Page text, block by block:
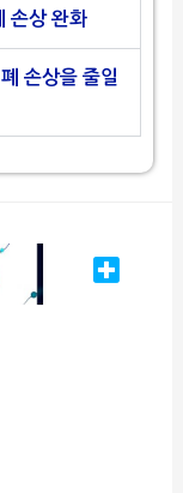
손상 완화
손상을 줄일